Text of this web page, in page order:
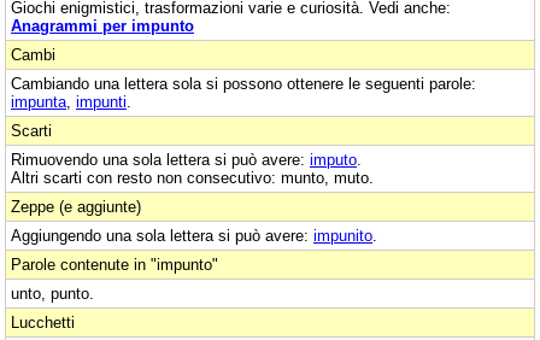
Giochi enigmistici, trasformazioni varie e curiosità. Vedi anche:
Anagrammi per impunto
Cambi
Cambiando una lettera sola si possono ottenere le seguenti parole:
impunta impunti
Scarti
Rimuovendo una sola lettera si può avere: imputo
Altri scarti con resto non consecutivo: munto, muto.
Zeppe (e aggiunte)
Aggiungendo una sola lettera si può avere: impunito
Parole contenute in "impunto"
unto, punto.
Lucchetti